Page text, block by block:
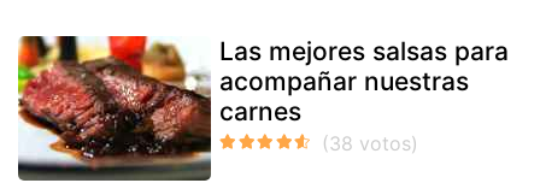
Las mejores salsas para
acompañar nuestras
carnes